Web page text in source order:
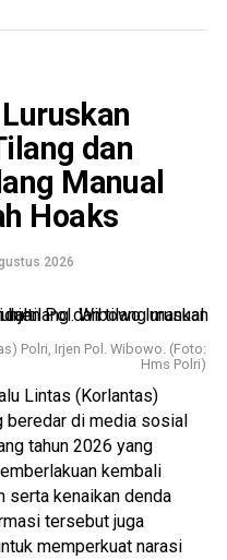
dan
Manual
Hoaks
2026
Polri, Irjen Pol. Wibowo. (Foto:
Hms Polri)
Lintas (Korlantas)
beredar di media sosial
tahun 2026 yang
kembali
serta kenaikan denda
tersebut juga
memperkuat narasi